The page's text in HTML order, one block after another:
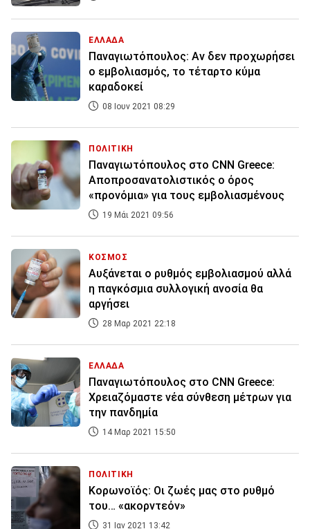
ΕΛΛΑΔΑ
Παναγιωτόπουλος: Αν δεν προχωρήσει
ο εμβολιασμός, το τέταρτο κύμα
καραδοκεί
08 Ιουν 2021 08:29
ΠΟΛΙΤΙΚΗ
Παναγιωτόπουλος στο CNN Greece:
Αποπροσανατολιστικός ο όρος
«προνόμια» για τους εμβολιασμένους
19 Μάι 2021 09:56
ΚΟΣΜΟΣ
Αυξάνεται ο ρυθμός εμβολιασμού αλλά
η παγκόσμια συλλογική ανοσία θα
αργήσει
28 Μαρ 2021 22:18
ΕΛΛΑΔΑ
Παναγιωτόπουλος στο CNN Greece:
Χρειαζόμαστε νέα σύνθεση μέτρων για
την πανδημία
14 Μαρ 2021 15:50
ΠΟΛΙΤΙΚΗ
Κορωνοϊός: Οι ζωές μας στο ρυθμό
του… «ακορντεόν»
31 Ιαν 2021 13:42